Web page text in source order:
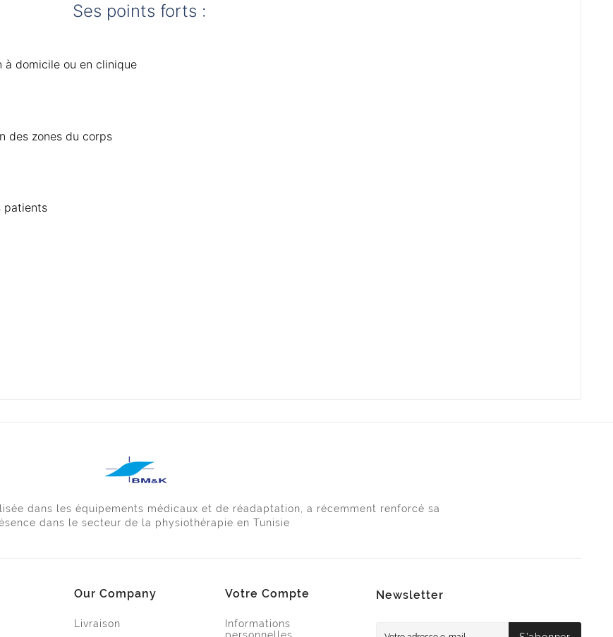
Ses points forts :
domicile ou en clinique
des zones du corps
patients
dans les équipements médicaux et de réadaptation, a récemment renforcé sa
dans le secteur de la physiothérapie en Tunisie
Our Company
Livraison
Votre Compte
Informations
Newsletter